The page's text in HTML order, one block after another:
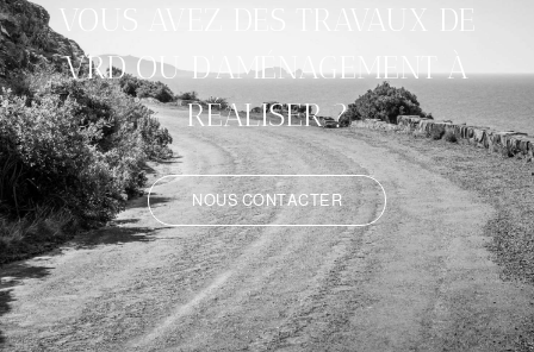
VOUS AVEZ DES TRAVAUX DE
VRD OU D'AMÉNAGEMENT À
RÉALISER ?
NOUS CONTACTER